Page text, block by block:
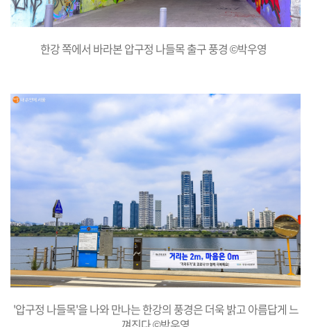
한강 쪽에서 바라본 압구정 나들목 출구 풍경 ©박우영
'압구정 나들목'을 나와 만나는 한강의 풍경은 더욱 밝고 아름답게 느